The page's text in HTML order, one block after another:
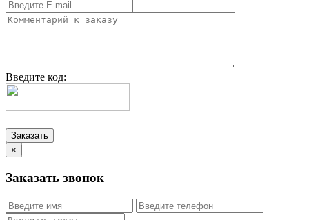
Введите код:
×
Заказать звонок